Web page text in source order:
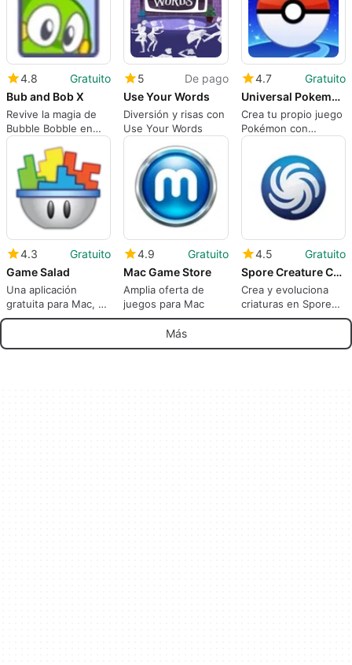
4.8
Gratuito
Bub and Bob X
Revive la magia de
Bubble Bobble en
Mac
5
De pago
Use Your Words
Diversión y risas con
Use Your Words
4.7
Gratuito
Universal Pokemon Randomizer ZX
Crea tu propio juego
Pokémon con
facilidad
4.3
Gratuito
Game Salad
Una aplicación
gratuita para Mac, de
GameSalad.
4.9
Gratuito
Mac Game Store
Amplia oferta de
juegos para Mac
4.5
Gratuito
Spore Creature Creator
Crea y evoluciona
criaturas en Spore
Creature Creator
Más